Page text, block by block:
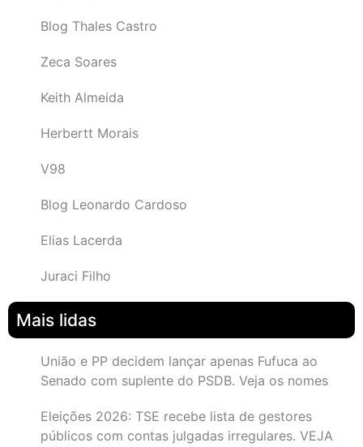
Blog Thales Castro
Zeca Soares
Keith Almeida
Herbertt Morais
V98
Blog Leonardo Cardoso
Elias Lacerda
Juraci Filho
Mais lidas
União e PP decidem lançar apenas Fufuca ao
Senado com suplente do PSDB. Veja os nomes
Eleições 2026: TSE recebe lista de gestores
públicos com contas julgadas irregulares. VEJA